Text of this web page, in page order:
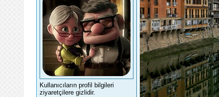
Kullanıcıların profil bilgileri
ziyaretçilere gizlidir.